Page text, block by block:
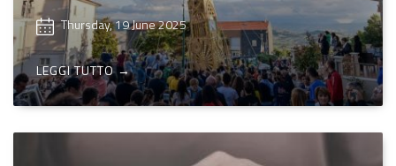
Thursday, 19 June 2025
LEGGI TUTTO →